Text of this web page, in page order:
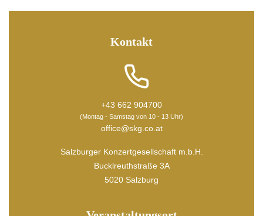
Kontakt
+43 662 904700
(Montag - Samstag von 10 - 13 Uhr)
office@skg.co.at
Salzburger Konzertgesellschaft m.b.H.
Bucklreuthstraße 3A
5020 Salzburg